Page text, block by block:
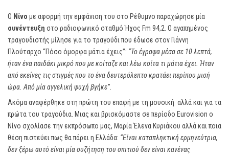
Ο Νίνο με αφορμή την εμφάνιση του στο Ρέθυμνο παραχώρησε μία
συνέντευξη στο ραδιοφωνικό σταθμό Ήχος Fm 94,2. Ο αγαπημένος
τραγουδιστής μίλησε για το τραγούδι που έδωσε στον Γιάννη
Πλούταρχο “Πόσο όμορφα μάτια έχεις”: “Το έγραψα μέσα σε 10 λεπτά,
ήταν ένα παιδάκι μικρό που με κοίταζε και λέω κοίτα τι μάτια έχει. Ήταν
από εκείνες τις στιγμές που το ένα δευτερόλεπτο κρατάει περίπου μισή
ώρα. Από μία αγγελική ψυχή βγήκε”.
Ακόμα αναφέρθηκε στη πρώτη του επαφή με τη μουσική αλλά και για τα
πρώτα του τραγούδια. Μιας και βρισκόμαστε σε περίοδο Eurovision ο
Νίνο σχολίασε την εκπρόσωπο μας, Μαρία Έλενα Κυριάκου αλλά και ποια
θέση πιστεύει πως θα πάρει η Ελλάδα: “Είναι καταπληκτική ερμηνεύτρια,
δεν ξέρω αυτό είναι μία συζήτηση του σπιτιού δεν είναι κανένας